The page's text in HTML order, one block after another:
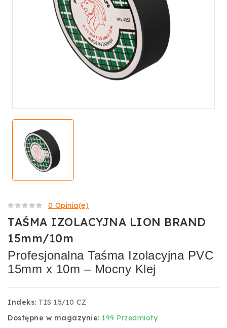
0 Opinia(e)
TAŚMA IZOLACYJNA LION BRAND
15mm/10m
Profesjonalna Taśma Izolacyjna PVC
15mm x 10m – Mocny Klej
Indeks: TIS 15/10 CZ
Dostępne w magazynie: 199 Przedmioty